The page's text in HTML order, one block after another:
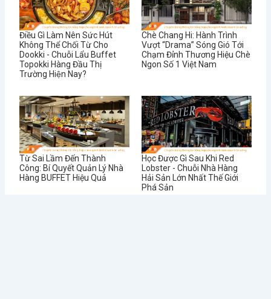
Điều Gì Làm Nên Sức Hút
Không Thể Chối Từ Cho
Dookki - Chuỗi Lẩu Buffet
Topokki Hàng Đầu Thị
Trường Hiện Nay?
Chè Chang Hi: Hành Trình
Vượt “Drama” Sóng Gió Tới
Chạm Đỉnh Thương Hiệu Chè
Ngon Số 1 Việt Nam
Từ Sai Lầm Đến Thành
Công: Bí Quyết Quản Lý Nhà
Hàng BUFFET Hiệu Quả
Học Được Gì Sau Khi Red
Lobster - Chuỗi Nhà Hàng
Hải Sản Lớn Nhất Thế Giới
Phá Sản